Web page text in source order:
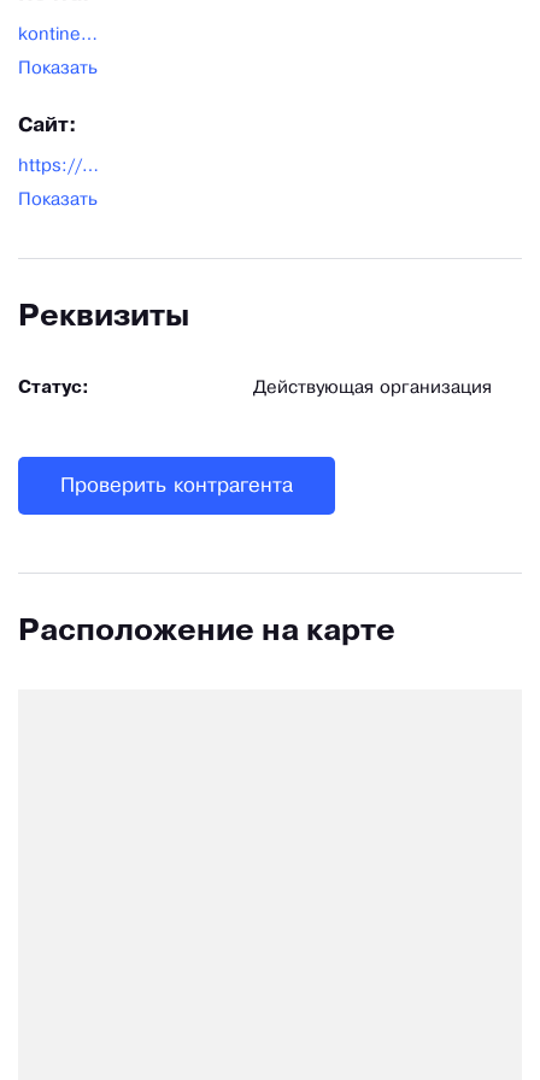
kontinent_mebel@list.ru
Показать
Сайт:
https://www.kontinent-mebel.ru
Показать
Реквизиты
Статус: Действующая организация
Проверить контрагента
Расположение на карте